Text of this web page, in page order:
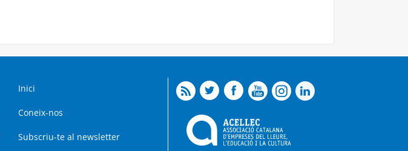
Inici
Coneix-nos
Subscriu-te al newsletter